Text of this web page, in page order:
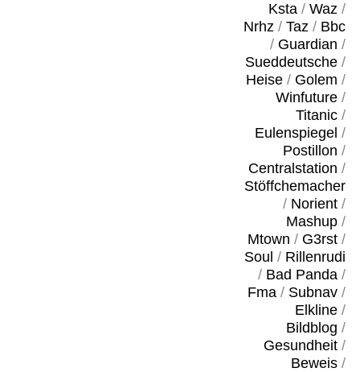
Ksta/ Waz/
Nrhz/ Taz/ Bbc
/ Guardian /
Sueddeutsche/
Heise/ Golem /
Winfuture/
Titanic/
Eulenspiegel /
Postillon /
Centralstation /
Stöffchemacher
/ Norient/
Mashup/
Mtown / G3rst/
Soul / Rillenrudi
/ Bad Panda/
Fma/ Subnav/
Elkline/
Bildblog /
Gesundheit/
Beweis/